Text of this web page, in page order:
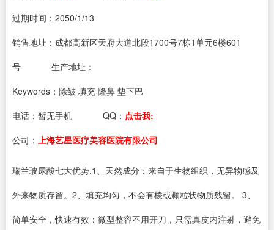
过期时间： 2050/1/13
销售地址：成都高新区天府大道北段1700号7栋1单元6楼601
号
生产地址：
Keywords：除皱 填充 隆鼻 垫下巴
电话： 暂无手机 QQ： 点击我:
公司： 上海艺星医疗美容医院有限公司
瑞兰玻尿酸七大优势.1、天然成分：来自于生物组织，无异物感及
外来物质存留。2、填充均匀，不会有棱或颗粒状物质残留。 3、
简单安全，快速有效：微型整容不用开刀，只需真皮内注射，避免